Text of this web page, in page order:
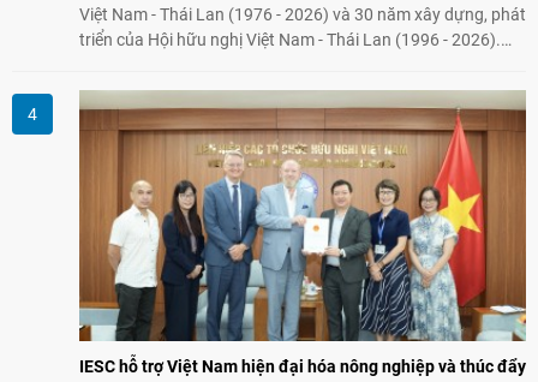
Việt Nam - Thái Lan (1976 - 2026) và 30 năm xây dựng, phát
triển của Hội hữu nghị Việt Nam - Thái Lan (1996 - 2026).
tình hữu nghị, đồng thời từng bước mở rộng hoạt động từ
giao lưu truyền thống sang kết nối địa phương, doanh
nghiệp, giáo dục, văn hóa và thế hệ trẻ, góp phần tăng
cường sự hiểu biết và hợp tác giữa nhân dân hai nước.
IESC hỗ trợ Việt Nam hiện đại hóa nông nghiệp và thúc đẩy